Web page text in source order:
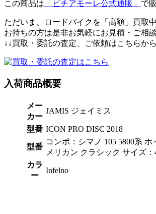
この商品は 「ビチアモーレ公式通販」 で
ただいま、ロードバイクを「高額」買取
お持ちの方は是非お気軽にお見積・ご相
↓↓買取・委託の査定、ご依頼はこちらか
入荷商品概要
メー
カー
JAMIS ジェイミス
型番 ICON PRO DISC 2018
型番
コンポ：シマノ 105 5800系 ホ
メリカン クラシック サイズ：
カラ
ー
Infelno